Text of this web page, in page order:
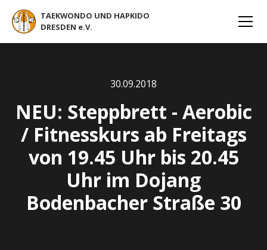
TAEKWONDO UND HAPKIDO
DRESDEN e.V.
30.09.2018
NEU: Steppbrett - Aerobic
/ Fitnesskurs ab Freitags
von 19.45 Uhr bis 20.45
Uhr im Dojang
Bodenbacher Straße 30